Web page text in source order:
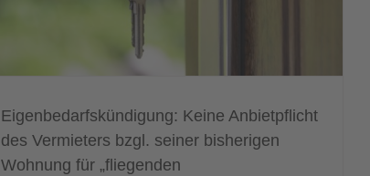
Eigenbedarfskündigung: Keine Anbietpflicht
des Vermieters bzgl. seiner bisherigen
Wohnung für „fliegenden